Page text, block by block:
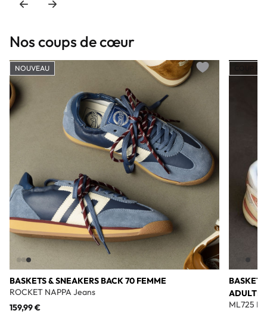
Nos coups de cœur
BASKETS & SNEAKERS BACK 70 FEMME
ROCKET NAPPA Jeans
159,99 €
NOUVEAU
Add to wishlist
ADULTE
ML725